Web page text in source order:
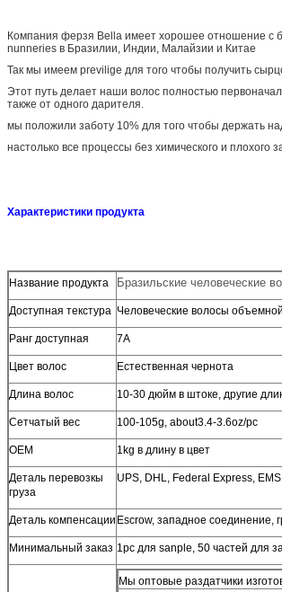
Компания ферзя Bella имеет хорошее отношение с
nunneries в Бразилии, Индии, Малайзии и Китае
Так мы имеем previlige для того чтобы получить
Этот путь делает наши волос полностью
также от одного дарителя.
мы положили заботу 10% для того чтобы держать
настолько все процессы без химического и плохого
Характеристики продукта
Название продукта Бразильские человеческие
Доступная текстура Человеческие волосы
Ранг доступная 7A
Цвет волос Естественная чернота
Длина волос 10-30 дюйм в штоке, другие
Сетчатый вес 100-105g, about3.4-3.6oz/pc
OEM 1kg в длину в цвет
Деталь перевозкы
груза
UPS, DHL, Federal Express,
Деталь компенсации Escrow, западное соединение,
Минимальный заказ 1pc для sanple, 50 частей для
Мы оптовые раздатчики